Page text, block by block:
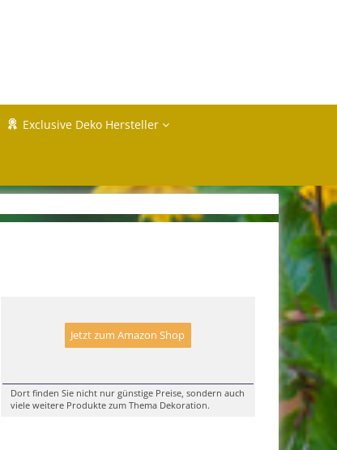
Exclusive Deko Hersteller
Jetzt zum Amazon Shop
Dort finden Sie nicht nur günstige Preise, sondern auch
viele weitere Produkte zum Thema Dekoration.